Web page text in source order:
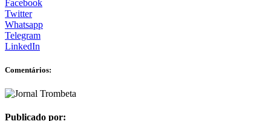
Facebook
Twitter
Whatsapp
Telegram
LinkedIn
Comentários:
Publicado por: